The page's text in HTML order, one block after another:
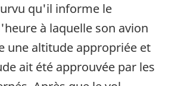
qu'il informe le
à laquelle son avion
une altitude appropriée et
ait été approuvée par les